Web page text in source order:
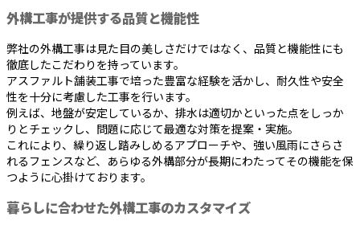
外構工事が提供する品質と機能性
弊社の外構工事は見た目の美しさだけではなく、品質と機能性にも
徹底したこだわりを持っています。
アスファルト舗装工事で培った豊富な経験を活かし、耐久性や安全
性を十分に考慮した工事を行います。
例えば、地盤が安定しているか、排水は適切かといった点をしっか
りとチェックし、問題に応じて最適な対策を提案・実施。
これにより、繰り返し踏みしめるアプローチや、強い風雨にさらさ
れるフェンスなど、あらゆる外構部分が長期にわたってその機能を保
つように心掛けております。
暮らしに合わせた外構工事のカスタマイズ